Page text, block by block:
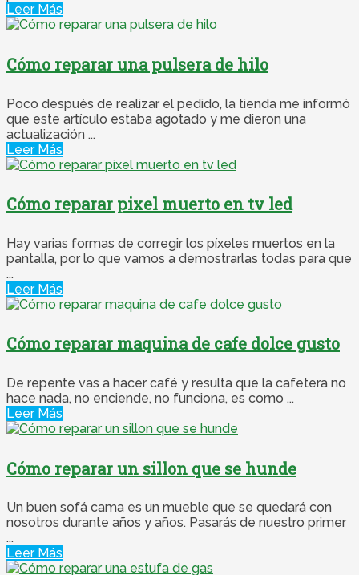
Leer Más
Cómo reparar una pulsera de hilo
Poco después de realizar el pedido, la tienda me informó
que este artículo estaba agotado y me dieron una
actualización ...
Leer Más
Cómo reparar pixel muerto en tv led
Hay varias formas de corregir los píxeles muertos en la
pantalla, por lo que vamos a demostrarlas todas para que
...
Leer Más
Cómo reparar maquina de cafe dolce gusto
De repente vas a hacer café y resulta que la cafetera no
hace nada, no enciende, no funciona, es como ...
Leer Más
Cómo reparar un sillon que se hunde
Un buen sofá cama es un mueble que se quedará con
nosotros durante años y años. Pasarás de nuestro primer
...
Leer Más